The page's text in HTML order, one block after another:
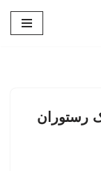
رستوران